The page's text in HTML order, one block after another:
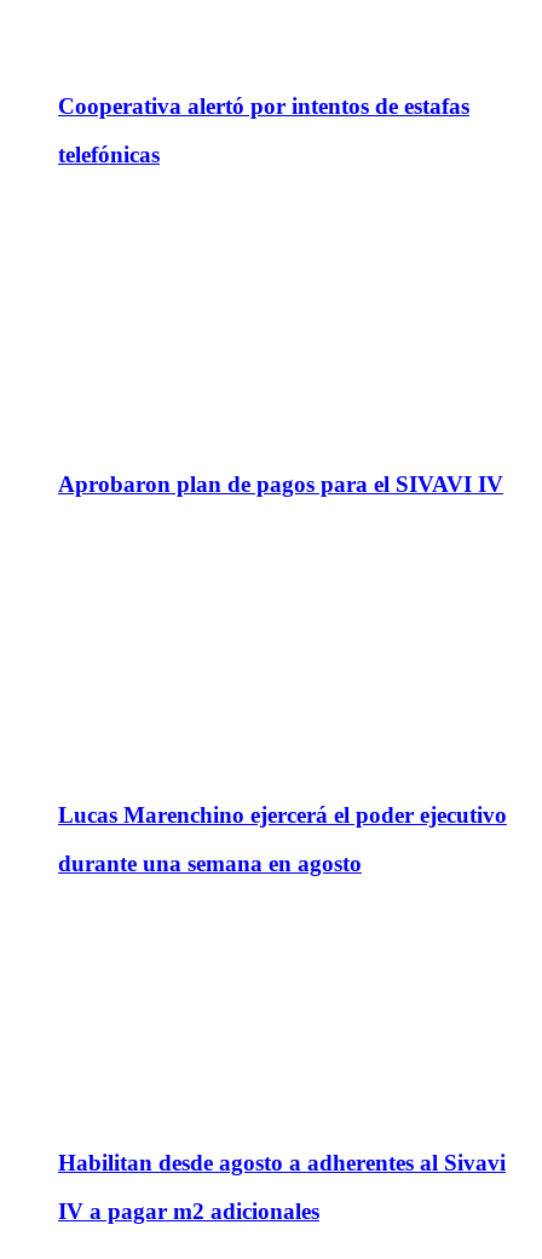
Cooperativa alertó por intentos de estafas
telefónicas
Aprobaron plan de pagos para el SIVAVI IV
Lucas Marenchino ejercerá el poder ejecutivo
durante una semana en agosto
Habilitan desde agosto a adherentes al Sivavi
IV a pagar m2 adicionales